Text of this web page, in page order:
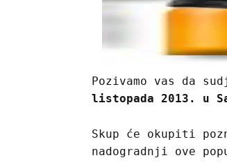
Pozivamo vas da
listopada 2013. u
Skup će okupiti
nadogradnji ove